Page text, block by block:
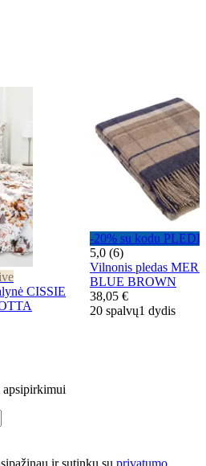
CISSIE
-20% su kodu
5,0 (6)
Vilnonis pledas
BLUE BROWN
38,05 €
20 spalvų1 dydis
apsipirkimui
ir sutinku su privatumo